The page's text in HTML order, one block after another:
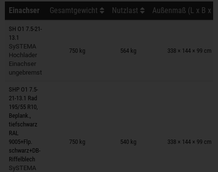
Einachser Gesamtgewicht Nutzlast Außenmaß (L x B x
SH O1 7.5-21-
13.1
SySTEMA
Hochlader
Einachser
ungebremst
750 kg 564 kg 338 × 144 × 99 cm
Anhänger auf Merkzettel
SHP O1 7.5-
21-13.1 Rad
195/55 R10,
Beplank.,
tiefschwarz
RAL
9005+Flp.
schwarz+DB-
Riffelblech
SySTEMA
750 kg 540 kg 338 × 144 × 99 cm
Anhänger auf Merkzettel